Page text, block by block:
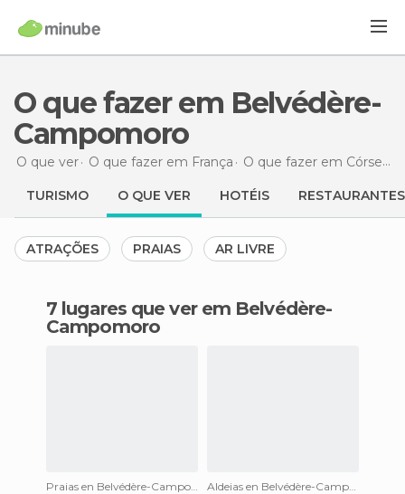
O que fazer em Belvédère-
Campomoro
O que ver O que fazer em França O que fazer em Córsega do Sul
TURISMO O QUE VER HOTÉIS RESTAURANTES
ATRAÇÕES PRAIAS AR LIVRE
7 lugares que ver em Belvédère-
Campomoro
Praias en Belvédère-Campomoro
Aldeias en Belvédère-Campomoro